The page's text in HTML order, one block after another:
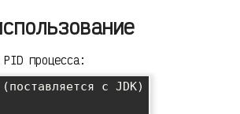
процесса:
с JDK)